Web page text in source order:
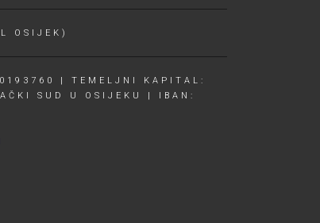
OSIJEK)
| TEMELJNI KAPITAL:
SUD U OSIJEKU | IBAN: